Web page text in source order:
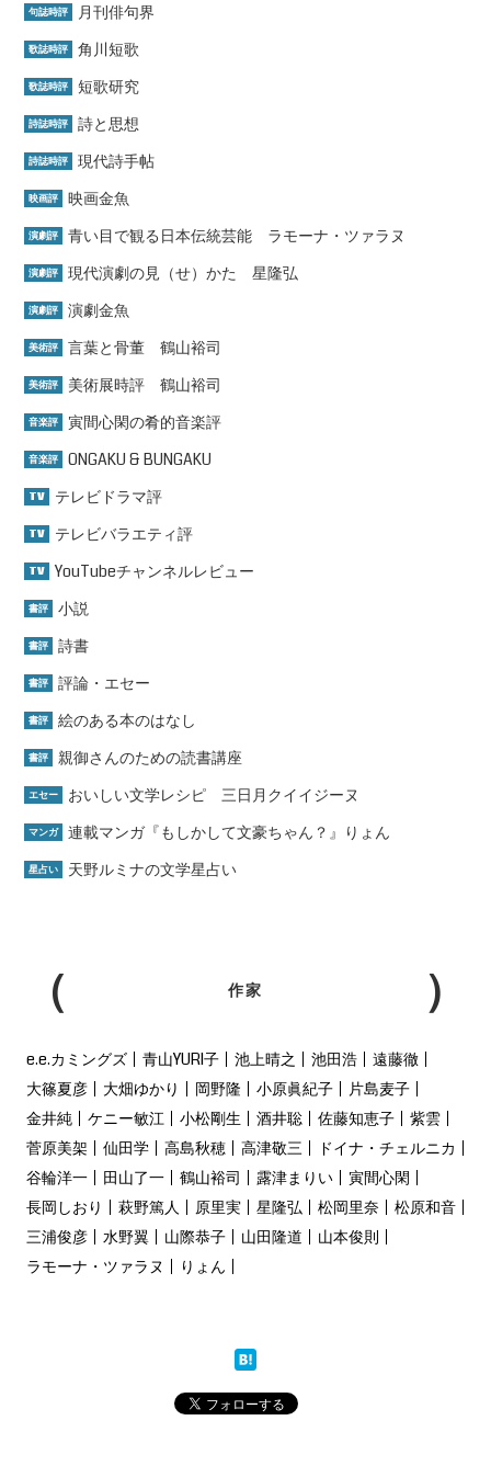
句誌時評 月刊俳句界
歌誌時評 角川短歌
歌誌時評 短歌研究
詩誌時評 詩と思想
詩誌時評 現代詩手帖
映画評 映画金魚
演劇評 青い目で観る日本伝統芸能 ラモーナ・ツァラヌ
演劇評 現代演劇の見（せ）かた 星隆弘
演劇評 演劇金魚
美術評 言葉と骨董 鶴山裕司
美術評 美術展時評 鶴山裕司
音楽評 寅間心閑の肴的音楽評
音楽評 ONGAKU & BUNGAKU
TV テレビドラマ評
TV テレビバラエティ評
TV YouTubeチャンネルレビュー
書評 小説
書評 詩書
書評 評論・エセー
書評 絵のある本のはなし
書評 親御さんのための読書講座
エセー おいしい文学レシピ 三日月クイイジーヌ
マンガ 連載マンガ『もしかして文豪ちゃん？』りょん
星占い 天野ルミナの文学星占い
作家
e.e.カミングズ 青山YURI子 池上晴之 池田浩
遠藤徹
大篠夏彦
大畑ゆかり 岡野隆 小原眞紀子
片島麦子
金井純
ケニー敏江 小松剛生 酒井聡 佐藤知恵子
紫雲
菅原美架
仙田学 高島秋穂 高津敬三
ドイナ・チェルニカ
谷輪洋一
田山了一 鶴山裕司 露津まりい
寅間心閑
長岡しおり
萩野篤人 原里実 星隆弘 松岡里奈
松原和音
三浦俊彦
水野翼 山際恭子 山田隆道
山本俊則
ラモーナ・ツァラヌ
りょん